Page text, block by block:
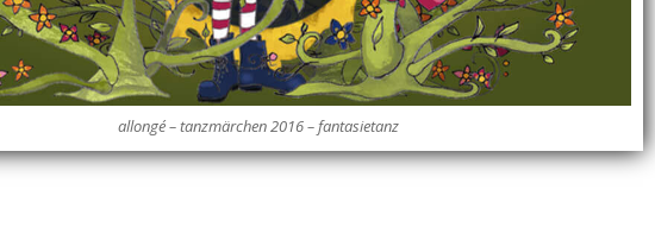
allongé – tanzmärchen 2016 – fantasietanz